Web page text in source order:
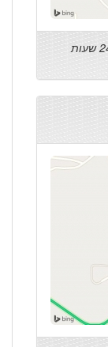
חדרים באום אל פחם טלפון להזמנת חדר 24 שעות